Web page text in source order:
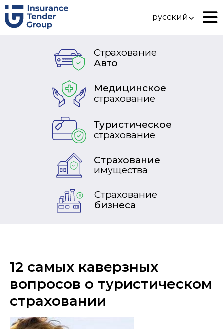
русский
Страхование
Авто
Туристическое
страхование
Страхование
бизнеса
Медицинское
страхование
Страхование
имущества
12 самых каверзных
вопросов о туристическом
страховании